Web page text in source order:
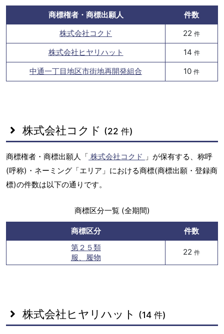
商標権者・商標出願人
件数
株式会社コクド
22 件
株式会社ヒヤリハット 14 件
中通一丁目地区市街地再開発組合 10 件
株式会社コクド (22 件)
商標権者・商標出願人「 株式会社コクド 」が保有する、称呼
(呼称)・ネーミング「エリア」における商標(商標出願・登録商
標)の件数は以下の通りです。
商標区分一覧 (全期間)
商標区分
件数
第２５類
服、履物
22 件
株式会社ヒヤリハット (14 件)